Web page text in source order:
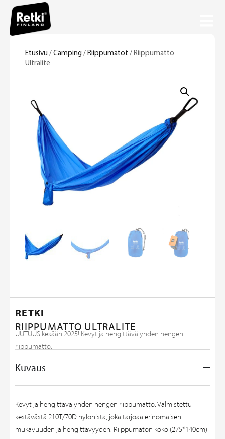
Etusivu / Camping / Riippumatot / Riippumatto
Ultralite
RETKI
RIIPPUMATTO ULTRALITE
UUTUUS kesään 2025! Kevyt ja hengittävä yhden hengen
riippumatto.
Kuvaus
Kevyt ja hengittävä yhden hengen riippumatto. Valmistettu
kestävästä 210T/70D nylonista, joka tarjoaa erinomaisen
mukavuuden ja hengittävyyden. Riippumaton koko (275*140cm)